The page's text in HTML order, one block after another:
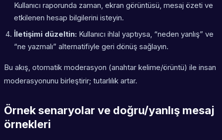
Kullanıcı raporunda zaman, ekran görüntüsü, mesaj özeti ve
etkilenen hesap bilgilerini isteyin.
İletişimi düzeltin: Kullanıcı ihlal yaptıysa, “neden yanlış” ve
“ne yazmalı” alternatifiyle geri dönüş sağlayın.
Bu akış, otomatik moderasyon (anahtar kelime/örüntü) ile insan
moderasyonunu birleştirir; tutarlılık artar.
Örnek senaryolar ve doğru/yanlış mesaj
örnekleri